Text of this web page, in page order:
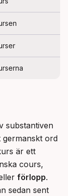
substantiven
germanskt ord
är ett
cours,
förlopp.
sedan sent